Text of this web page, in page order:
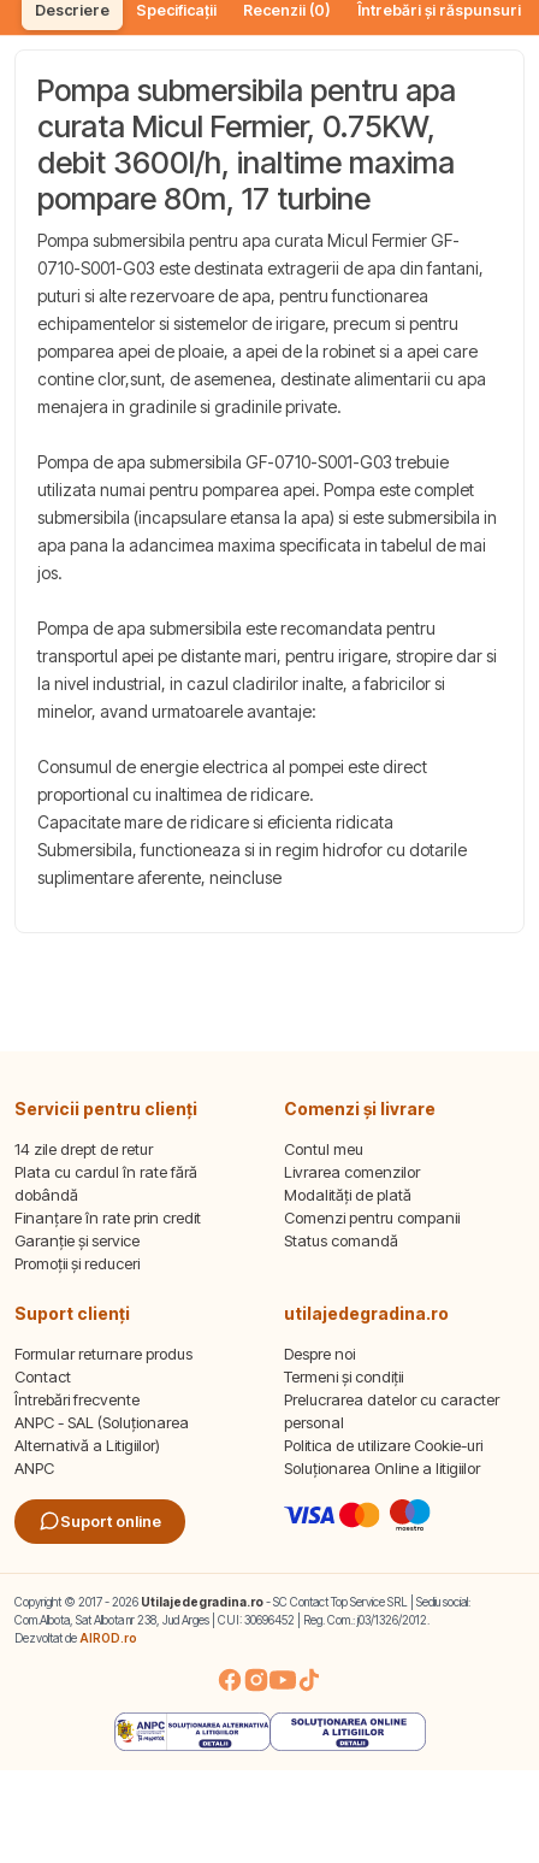
Descriere Specificații Recenzii (0) Întrebări și răspunsuri
Pompa submersibila pentru apa
curata Micul Fermier, 0.75KW,
debit 3600l/h, inaltime maxima
pompare 80m, 17 turbine
Pompa submersibila pentru apa curata Micul Fermier GF-
0710-S001-G03 este destinata extragerii de apa din fantani,
puturi si alte rezervoare de apa, pentru functionarea
echipamentelor si sistemelor de irigare, precum si pentru
pomparea apei de ploaie, a apei de la robinet si a apei care
contine clor,sunt, de asemenea, destinate alimentarii cu apa
menajera in gradinile si gradinile private.
Pompa de apa submersibila GF-0710-S001-G03 trebuie
utilizata numai pentru pomparea apei. Pompa este complet
submersibila (incapsulare etansa la apa) si este submersibila in
apa pana la adancimea maxima specificata in tabelul de mai
jos.
Pompa de apa submersibila este recomandata pentru
transportul apei pe distante mari, pentru irigare, stropire dar si
la nivel industrial, in cazul cladirilor inalte, a fabricilor si
minelor, avand urmatoarele avantaje:
Consumul de energie electrica al pompei este direct
proportional cu inaltimea de ridicare.
Capacitate mare de ridicare si eficienta ridicata
Submersibila, functioneaza si in regim hidrofor cu dotarile
suplimentare aferente, neincluse
Servicii pentru clienți
14 zile drept de retur
Plata cu cardul în rate fără
dobândă
Finanțare în rate prin credit
Garanție și service
Promoții și reduceri
Comenzi și livrare
Contul meu
Livrarea comenzilor
Modalități de plată
Comenzi pentru companii
Status comandă
Suport clienți
Formular returnare produs
Contact
Întrebări frecvente
ANPC - SAL (Soluționarea
Alternativă a Litigiilor)
ANPC
Suport online
utilajedegradina.ro
Despre noi
Termeni și condiții
Prelucrarea datelor cu caracter
personal
Politica de utilizare Cookie-uri
Soluționarea Online a litigiilor
Copyright © 2017 - 2026 Utilajedegradina.ro- SC Contact Top Service SRL | Sediu social:
Com.Albota, Sat Albota nr 238, Jud Arges | CUI: 30696452 | Reg. Com.: j03/1326/2012.
Dezvoltat de AIROD.ro